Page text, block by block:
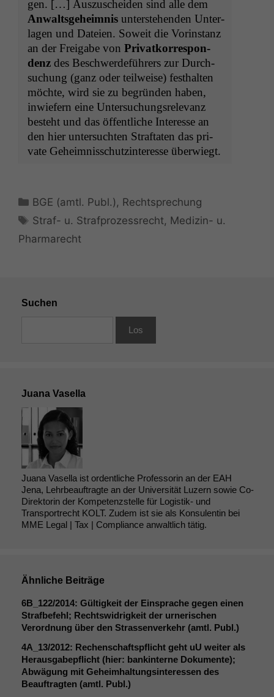
gen. […] Auszuschei­den sind alle dem
Anwalts­ge­heim­nis unter­ste­hen­den Unter­
la­gen und Dateien. Soweit die Vorin­stanz
an der Freiga­be von Pri­vatko­r­re­spon­
denz des Beschw­erde­führers zur Durch­
suchung (ganz oder teil­weise) fes­thal­ten
möchte, wird sie zu begrün­den haben,
inwiefern eine Unter­suchungsrel­e­vanz
beste­ht und das öffentliche Inter­esse an
den hier unter­sucht­en Straftat­en das pri­
vate Geheimniss­chutz­in­ter­esse überwiegt.
Kategorien
BGE (amtl. Publ.) , Rechtsprechung
Schlagwörter
Straf- u. Strafprozessrecht, Medizin- u.
Pharmarecht
Suchen
Juana Vasella
Juana Vasella ist ordentliche Professorin an der EAH
Jena, Lehrbeauftragte an der Universität Luzern sowie Co-
Direktorin der Kompetenzstelle für Logistik- und
Transportrecht KOLT. Zudem ist sie als Konsulentin bei
MME Legal | Tax | Compliance anwaltlich tätig.
Ähnliche Beiträge
6B_122/2014: Gültigkeit der Einsprache gegen einen
Strafbefehl; Rechtswidrigkeit der urnerischen
Verordnung über den Strassenverkehr (amtl. Publ.)
4A_13/2012: Rechenschaftspflicht geht uU weiter als
Herausgabepflicht (hier: bankinterne Dokumente);
Abwägung mit Geheimhaltungsinteressen des
Beauftragten (amtl. Publ.)
Notwendige
Cookies
Diese
Cookies sind
nicht
optional, es